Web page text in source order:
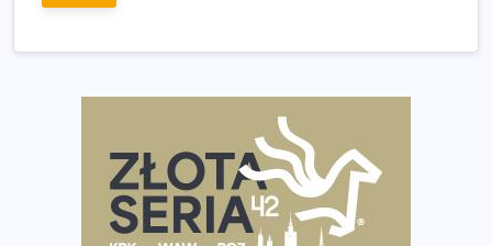
wybiera wyzwanie trzech największych maratonów w
Praska 5k Run gospodarzem Mistrzostw Polski
Największy Bieg Powstania Warszawskiego w historii.
Ponad 12 tysięcy uczestników pobiegło dla Bohaterów!
Tętno vs tempo – czym kierować się w bieganiu?